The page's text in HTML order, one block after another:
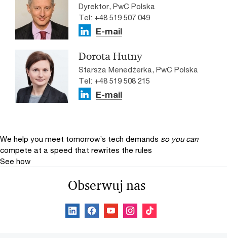
Dyrektor, PwC Polska
Tel: +48 519 507 049
E-mail
Dorota Hutny
Starsza Menedżerka, PwC Polska
Tel: +48 519 508 215
E-mail
We help you meet tomorrow’s tech demands so you can
compete at a speed that rewrites the rules
See how
Obserwuj nas